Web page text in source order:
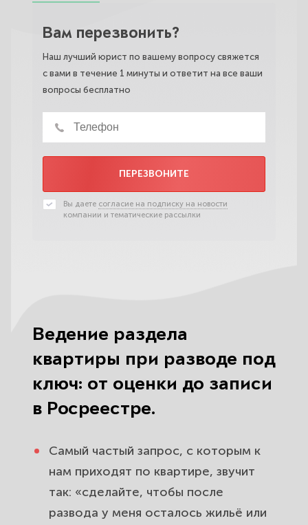
Вам перезвонить?
Наш лучший юрист по вашему вопросу свяжется
с вами в течение 1 минуты и ответит на все ваши
вопросы бесплатно
ПЕРЕЗВОНИТЕ
Вы даете согласие на подписку на новости
компании и тематические рассылки
Ведение раздела
квартиры при разводе под
ключ: от оценки до записи
в Росреестре.
Самый частый запрос, с которым к
нам приходят по квартире, звучит
так: «сделайте, чтобы после
развода у меня осталось жильё или